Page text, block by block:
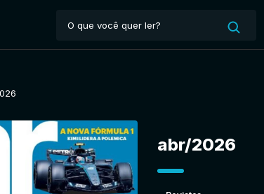
abr/2026